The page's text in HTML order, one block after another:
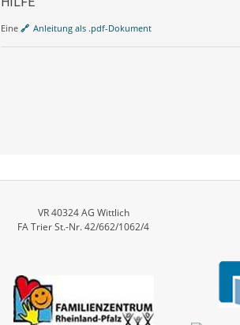
Eine Anleitung als .pdf-Dokument
VR 40324 AG Wittlich
FA Trier St.-Nr. 42/662/1062/4